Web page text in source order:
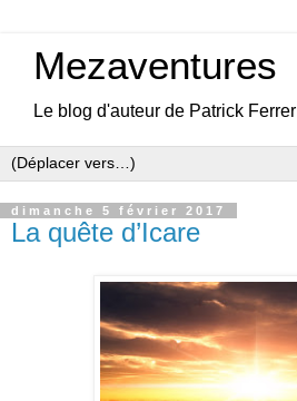
Mezaventures
Le blog d'auteur de Patrick Ferrer
dimanche 5 février 2017
La quête d’Icare